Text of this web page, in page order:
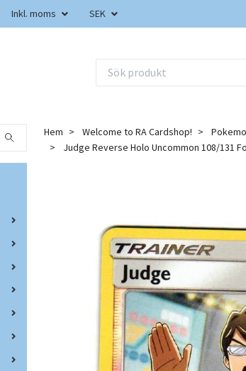
Inkl. moms SEK
Hem Welcome to RA Cardshop!
Judge Reverse Holo Uncommon 108/131